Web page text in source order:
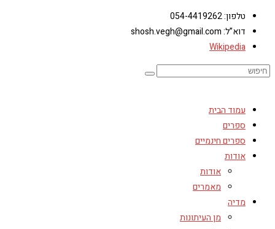
טלפון: 054-4419262
דוא”ל: shosh.vegh@gmail.com
Wikipedia
עמוד הבית
ספרים
ספרים חינמיים
אודות
אודות
מאמרים
מדיה
מן העיתונות